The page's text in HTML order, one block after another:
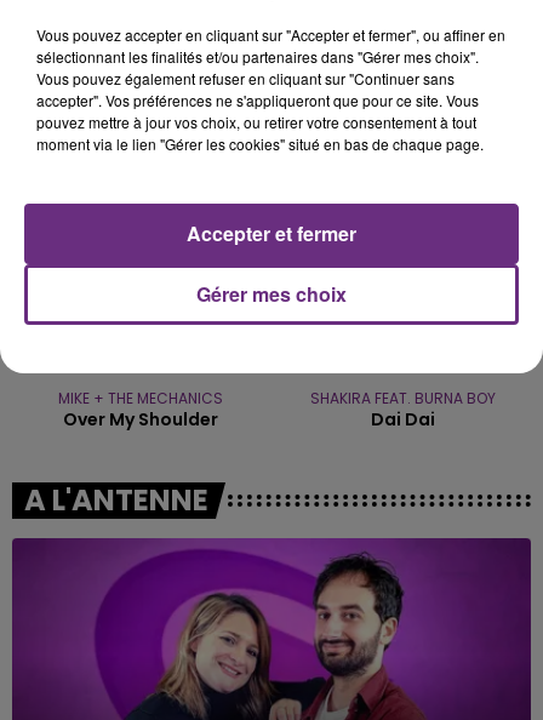
ANGELE & JUSTICE
What You Want
NAÏKA
One Track Mind
8h32
8h32
MIKE + THE MECHANICS
Over My Shoulder
8h28
8h28
SHAKIRA FEAT. BURNA BOY
Dai Dai
A L'ANTENNE
Vous pouvez accepter en cliquant sur "Accepter et fermer", ou affiner en
sélectionnant les finalités et/ou partenaires dans "Gérer mes choix".
Vous pouvez également refuser en cliquant sur "Continuer sans
accepter". Vos préférences ne s'appliqueront que pour ce site. Vous
pouvez mettre à jour vos choix, ou retirer votre consentement à tout
moment via le lien "Gérer les cookies" situé en bas de chaque page.
Gérer mes choix
Accepter et fermer